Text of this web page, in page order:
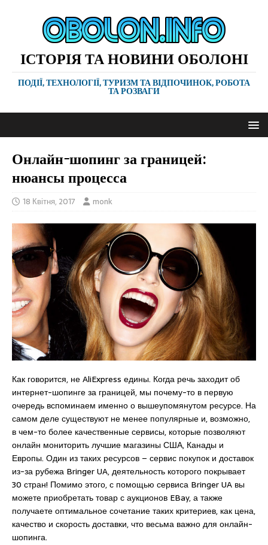
ІСТОРІЯ ТА НОВИНИ ОБОЛОНІ
ПОДІЇ, ТЕХНОЛОГІЇ, ТУРИЗМ ТА ВІДПОЧИНОК, РОБОТА
ТА РОЗВАГИ
Онлайн-шопинг за границей:
нюансы процесса
18 Квітня, 2017 monk
Как говорится, не AliExpress едины. Когда речь заходит об
интернет-шопинге за границей, мы почему-то в первую
очередь вспоминаем именно о вышеупомянутом ресурсе. На
самом деле существуют не менее популярные и, возможно,
в чем-то более качественные сервисы, которые позволяют
онлайн мониторить лучшие магазины США, Канады и
Европы. Один из таких ресурсов – сервис покупок и доставок
из-за рубежа Bringer UA, деятельность которого покрывает
30 стран! Помимо этого, с помощью сервиса Bringer UA вы
можете приобретать товар с аукционов EBay, а также
получаете оптимальное сочетание таких критериев, как цена,
качество и скорость доставки, что весьма важно для онлайн-
шопинга.